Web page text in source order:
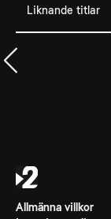
Liknande titlar
Allmänna villkor